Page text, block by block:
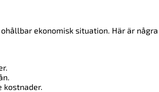
ekonomisk situation. Här är
kostnader.